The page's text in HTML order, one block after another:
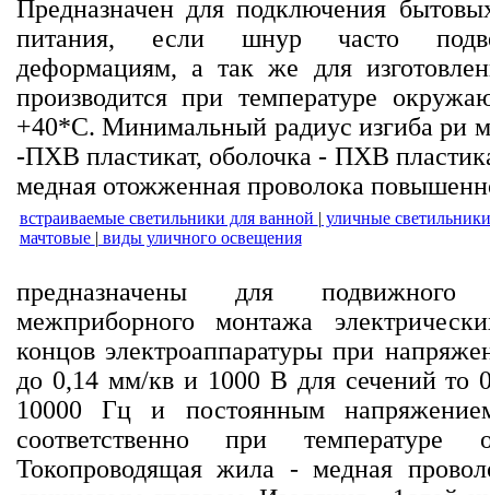
Предназначен для подключения
питания, если шнур часто
деформациям, а так же для
производится при температуре
+40*С. Минимальный радиус изгиба ри
-ПХВ пластикат, оболочка - ПХВ
медная отожженная проволока
встраиваемые светильники для ванной | уличные светильники
мачтовые | виды уличного освещения
предназначены для подвижного
межприборного монтажа
концов электроаппаратуры при
до 0,14 мм/кв и 1000 В для сечений то
10000 Гц и постоянным
соответственно при
Токопроводящая жила - медная